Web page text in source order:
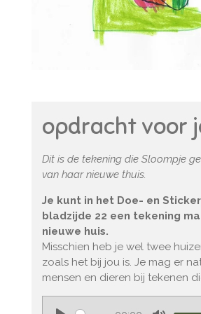
opdracht voor
Dit is de tekening die Sloompje
van haar nieuwe thuis.
Je kunt in het Doe- en
bladzijde 22 een tekening
nieuwe huis.
Misschien heb je wel twee
zoals het bij jou is. Je mag er
mensen en dieren bij tekenen